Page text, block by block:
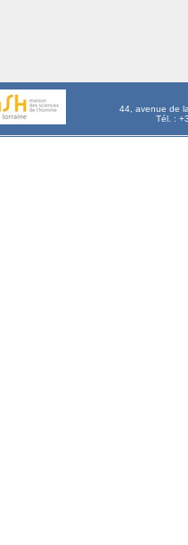
44, avenue de
Tél. :